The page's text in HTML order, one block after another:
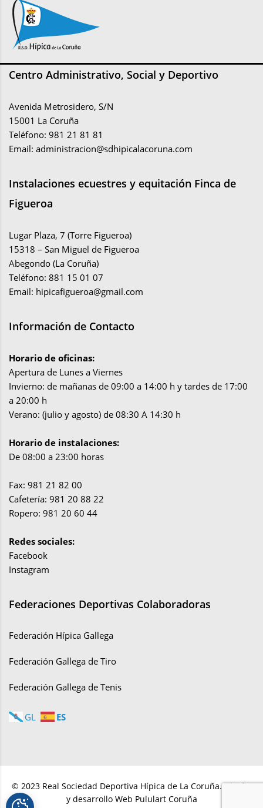
Centro Administrativo, Social y Deportivo
Avenida Metrosidero, S/N
15001 La Coruña
Teléfono: 981 21 81 81
Email: administracion@sdhipicalacoruna.com
Instalaciones ecuestres y equitación Finca de
Figueroa
Lugar Plaza, 7 (Torre Figueroa)
15318 – San Miguel de Figueroa
Abegondo (La Coruña)
Teléfono: 881 15 01 07
Email: hipicafigueroa@gmail.com
Información de Contacto
Horario de oficinas:
Apertura de Lunes a Viernes
Invierno: de mañanas de 09:00 a 14:00 h y tardes de 17:00
a 20:00 h
Verano: (julio y agosto) de 08:30 A 14:30 h
Horario de instalaciones:
De 08:00 a 23:00 horas
Fax: 981 21 82 00
Cafetería: 981 20 88 22
Ropero: 981 20 60 44
Redes sociales:
Facebook
Instagram
Federaciones Deportivas Colaboradoras
Federación Hípica Gallega
Federación Gallega de Tiro
Federación Gallega de Tenis
GL ES
© 2023 Real Sociedad Deportiva Hípica de La Coruña. Diseño
y desarrollo Web Pululart Coruña